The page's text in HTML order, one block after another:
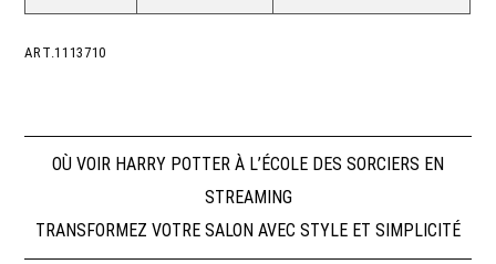
ART.1113710
Navigation
de
OÙ VOIR HARRY POTTER À L’ÉCOLE DES SORCIERS EN
STREAMING
TRANSFORMEZ VOTRE SALON AVEC STYLE ET SIMPLICITÉ